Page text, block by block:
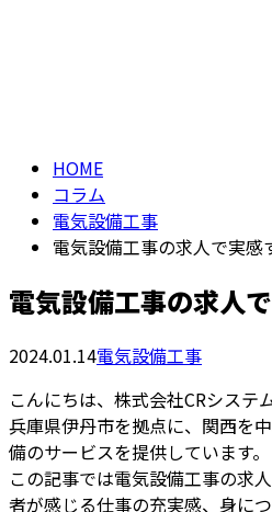
HOME
コラム
電気設備工事
電気設備工事の求人で実感
電気設備工事の求人
2024.01.14電気設備工事
こんにちは、株式会社CRシステム
兵庫県伊丹市を拠点に、関西を
備のサービスを提供しています。
この記事では電気設備工事の求
者が感じる仕事の充実感、身に